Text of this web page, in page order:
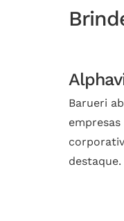
Barueri